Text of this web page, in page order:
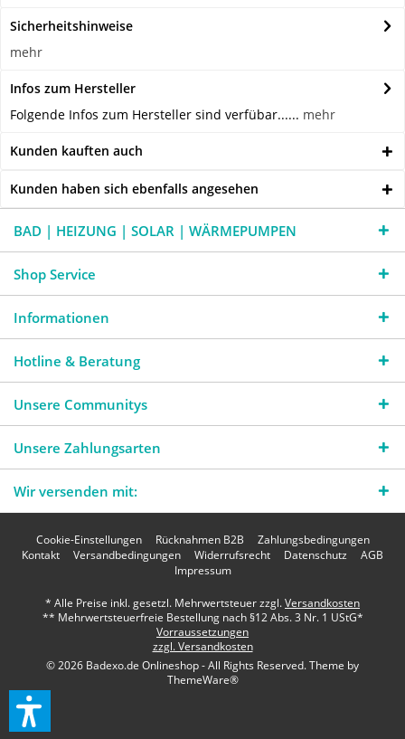
Sicherheitshinweise
mehr
Infos zum Hersteller
Folgende Infos zum Hersteller sind verfübar...... mehr
Kunden kauften auch
Kunden haben sich ebenfalls angesehen
BAD | HEIZUNG | SOLAR | WÄRMEPUMPEN
Shop Service
Informationen
Hotline & Beratung
Unsere Communitys
Unsere Zahlungsarten
Wir versenden mit:
Cookie-Einstellungen Rücknahmen B2B
Zahlungsbedingungen
Kontakt
Versandbedingungen Widerrufsrecht Datenschutz
AGB
Impressum
* Alle Preise inkl. gesetzl. Mehrwertsteuer zzgl.Versandkosten
** Mehrwertsteuerfreie Bestellung nach §12 Abs. 3 Nr. 1 UStG*
Vorraussetzungen
zzgl. Versandkosten
© 2026 Badexo.de Onlineshop - All Rights Reserved. Theme by
ThemeWare®